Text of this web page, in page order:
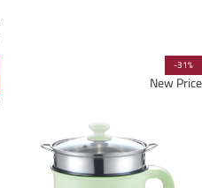
-31%
New Price